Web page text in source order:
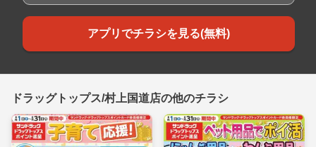
アプリでチラシを見る(無料)
ドラッグトップス/村上国道店の他のチラシ